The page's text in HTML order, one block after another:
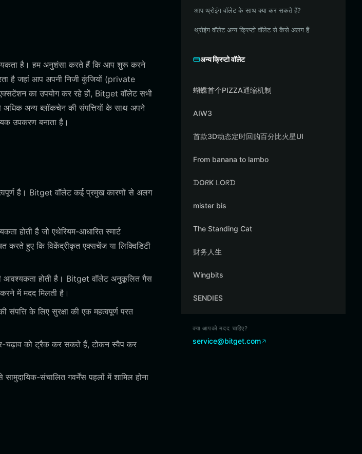
है। हम अनुशंसा करते हैं कि आप शुरू करने
है जहां आप अपनी निजी कुंजियों (private
का उपयोग कर रहे हों, Bitget वॉलेट सभी
अन्य ब्लॉकचेन की संपत्तियों के साथ अपने
उपकरण बनाता है।
है। Bitget वॉलेट कई प्रमुख कारणों से अलग
होती है जो एथेरियम-आधारित स्मार्ट
करते हुए कि विकेंद्रीकृत एक्सचेंज या लिक्विडिटी
आवश्यकता होती है। Bitget वॉलेट अनुकूलित गैस
में मदद मिलती है।
के लिए सुरक्षा की एक महत्वपूर्ण परत
चढ़ाव को ट्रैक कर सकते हैं, टोकन स्वैप कर
संचालित गवर्नेंस पहलों में शामिल होना
आप थ्रोइंग वॉलेट के साथ क्या कर सकते हैं?
थ्रोइंग वॉलेट अन्य क्रिप्टो वॉलेट से कैसे अलग हैं
अन्य क्रिप्टो वॉलेट
蝴蝶首个PIZZA通缩机制
AIW3
首款3D动态定时回购百分比火星UI
From banana to lambo
ᗪOᖇK ᒪOᖇᗪ
mister bis
The Standing Cat
财务人生
Wingbits
SENDIES
क्या आपको मदद चाहिए?
service@bitget.com